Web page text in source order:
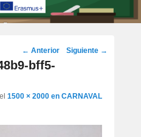
Navegación
de
← Anterior Siguiente →
bff5-
el 1500 × 2000 en CARNAVAL